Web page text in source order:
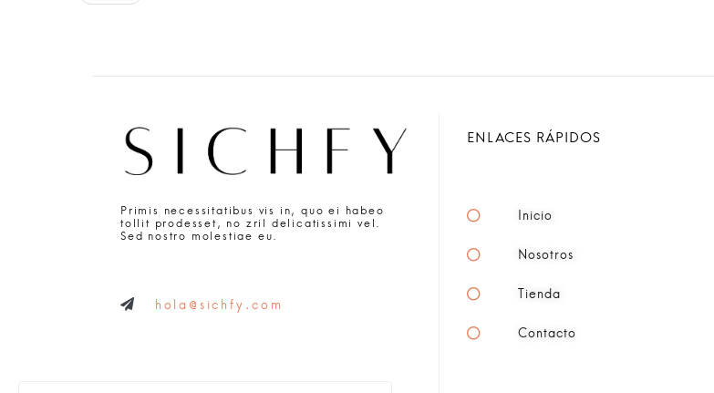
Primis necessitatibus vis in, quo ei habeo
tollit prodesset, no zril delicatissimi vel.
Sed nostro molestiae eu.
hola@sichfy.com
ENLACES RÁPIDOS
Inicio
Nosotros
Tienda
Contacto